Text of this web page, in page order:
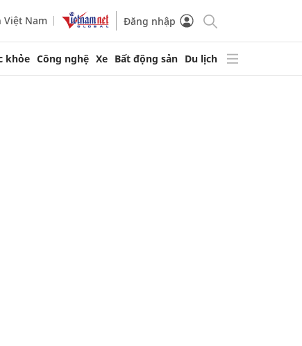
Việt Nam Đăng nhập
khỏe Công nghệ Xe Bất động sản Du lịch